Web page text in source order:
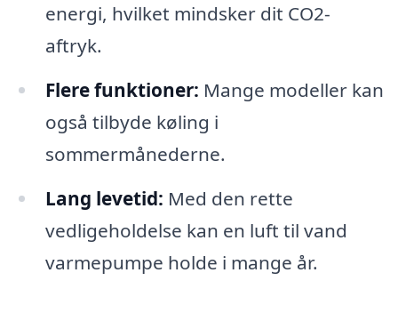
energi, hvilket mindsker dit CO2-
aftryk.
Flere funktioner: Mange modeller kan
også tilbyde køling i
sommermånederne.
Lang levetid: Med den rette
vedligeholdelse kan en luft til vand
varmepumpe holde i mange år.